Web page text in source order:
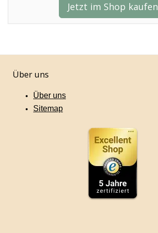
Jetzt im Shop kaufen
Über uns
Über uns
Sitemap